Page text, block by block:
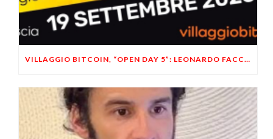
VILLAGGIO BITCOIN, “OPEN DAY 5”: LEONARDO FACCO OSPITE A BRESCIA